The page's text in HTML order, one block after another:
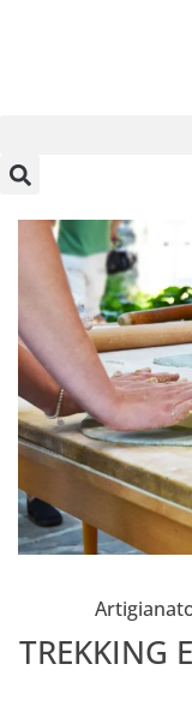
TREKKING